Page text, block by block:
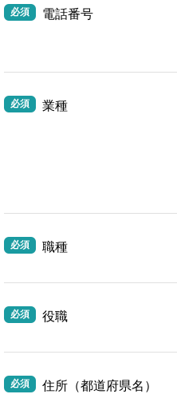
電話番号
業種
職種
役職
住所（都道府県名）